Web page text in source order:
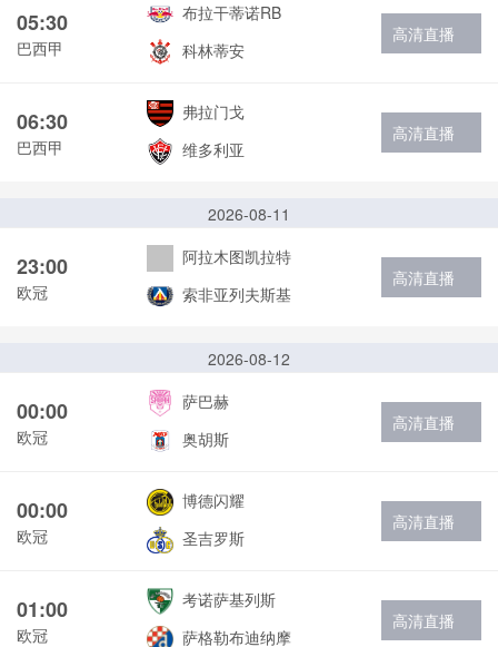
05:30
巴西甲
布拉干蒂诺RB
科林蒂安
高清直播
06:30
巴西甲
弗拉门戈
维多利亚
高清直播
2026-08-11
23:00
欧冠
阿拉木图凯拉特
索非亚列夫斯基
高清直播
2026-08-12
00:00
欧冠
萨巴赫
奥胡斯
高清直播
00:00
欧冠
博德闪耀
圣吉罗斯
高清直播
01:00
欧冠
考诺萨基列斯
萨格勒布迪纳摩
高清直播